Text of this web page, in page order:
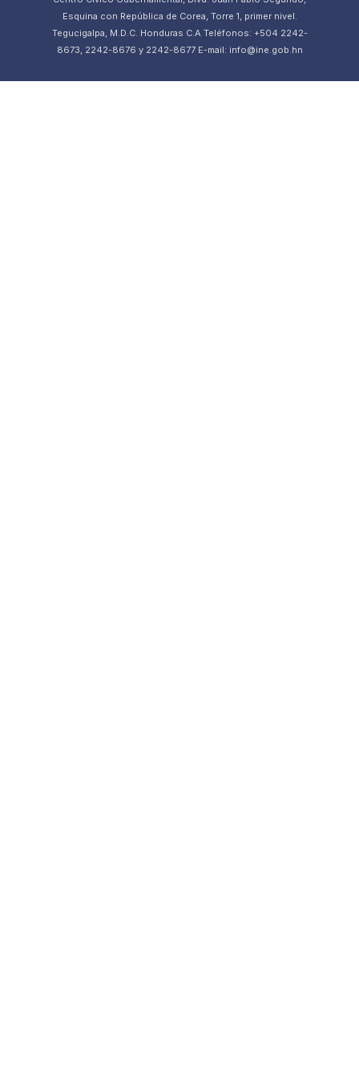
Esquina con República de Corea, Torre 1, primer nivel.
Tegucigalpa, M.D.C. Honduras C.A Teléfonos: +504 2242-
8673, 2242-8676 y 2242-8677 E-mail: info@ine.gob.hn